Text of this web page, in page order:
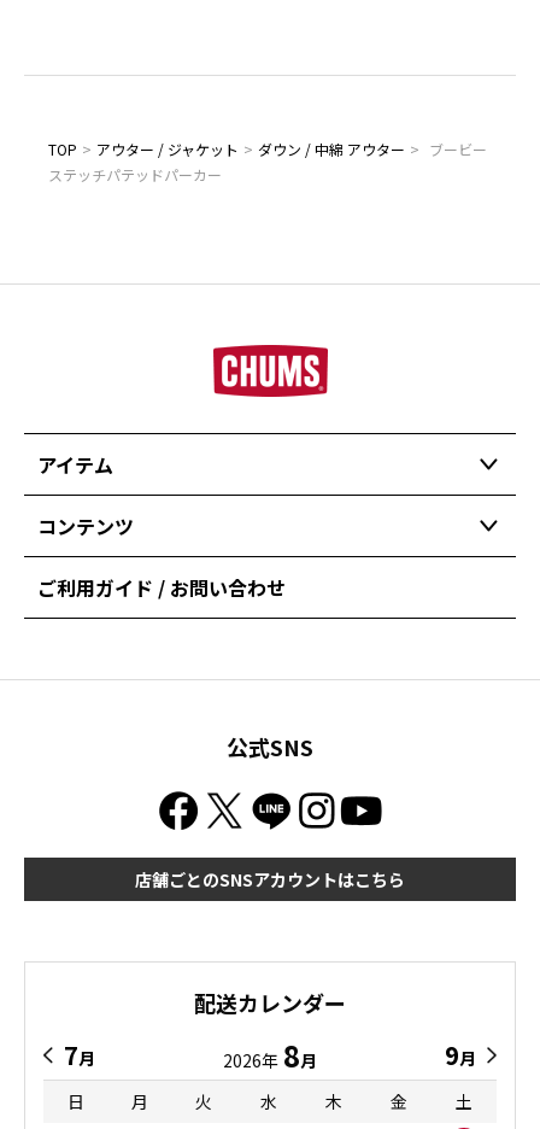
TOP > アウター / ジャケット > ダウン / 中綿 アウター > ブービー
ステッチパテッドパーカー
アイテム
コンテンツ
ご利用ガイド / お問い合わせ
公式SNS
店舗ごとのSNSアカウントはこちら
配送カレンダー
7月 2026年 8月 9月
日
月 火 水 木 金 土